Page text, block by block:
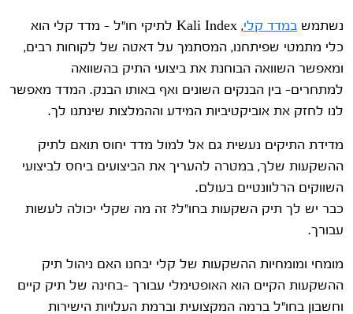
נשתמש במדד קלי
, Kali Index לתיקי חו"ל – מדד קלי הוא
כלי מתמטי שפיתחנו, המסתמך על דאטה של לקוחות רבים,
ומאפשר השוואה הבוחנת את ביצועי התיק בהשוואה
למתחרים- בין הבנקים השונים ואף באותו הבנק. המדד מאפשר
לנו לחזק את אוביקטיביות המידע וההמלצות שינתנו לך.
מדידת התיקים נעשית גם אל למול מדד יחוס תואם לתיק
ההשקעות שלך, במטרה להעריך את הביצועים ביחס לביצועי
השווקים הרלוונטיים בעולם.
כבר יש לך תיק השקעות בחו"ל? זה מה שקלי יכולה לעשות
עבורך.
מומחי ומומחיות ההשקעות של קלי יבחנו האם ניהול תיק
ההשקעות הקיים הוא האופטימלי עבורך –בחינה של תיק קיים
וחשבון בחו"ל ברמה המקצועית וברמת העלויות הישירות